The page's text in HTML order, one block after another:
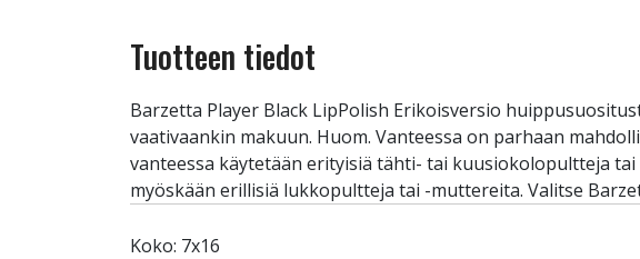
Tuotteen tiedot
Barzetta Player Black LipPolish Erikoisversio
vaativaankin makuun. Huom. Vanteessa on parhaan
vanteessa käytetään erityisiä tähti- tai kuusiokolopultteja
myöskään erillisiä lukkopultteja tai -muttereita. Valitse
Koko: 7x16